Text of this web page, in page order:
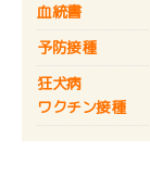
血統書
予防接種
狂犬病
ワクチン接種